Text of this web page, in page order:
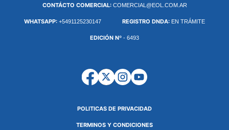
CONTÁCTO COMERCIAL: COMERCIAL@EOL.COM.AR
WHATSAPP: +5491125230147 REGISTRO DNDA: EN TRÁMITE
EDICIÓN Nº - 6493
POLITICAS DE PRIVACIDAD
TERMINOS Y CONDICIONES